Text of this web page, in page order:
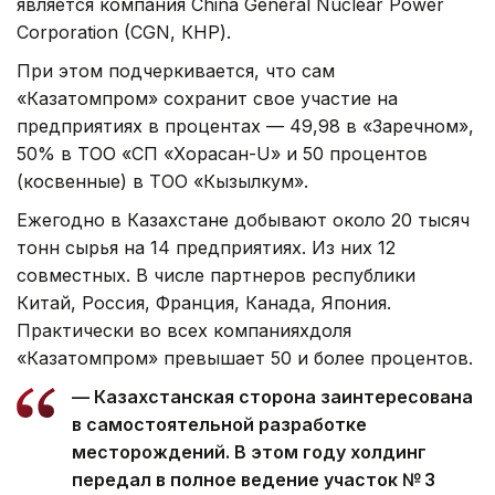
Corporation (CGN, КНР).
При этом подчеркивается, что сам
«Казатомпром» сохранит свое участие на
предприятиях в процентах — 49,98 в «Заречном»,
50% в ТОО «СП «Хорасан-U» и 50 процентов
(косвенные) в ТОО «Кызылкум».
Ежегодно в Казахстане добывают около 20 тысяч
тонн сырья на 14 предприятиях. Из них 12
совместных. В числе партнеров республики
Китай, Россия, Франция, Канада, Япония.
Практически во всех компанияхдоля
«Казатомпром» превышает 50 и более процентов.
— Казахстанская сторона заинтересована
в самостоятельной разработке
месторождений. В этом году холдинг
передал в полное ведение участок № 3